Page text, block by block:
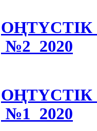
№2 2020
№1 2020